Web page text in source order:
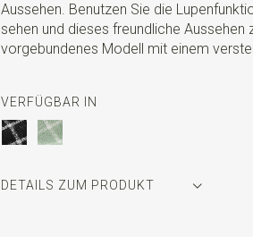
Aussehen. Benutzen Sie die
sehen und dieses freundliche Aussehen
vorgebundenes Modell mit einem
VERFÜGBAR IN
DETAILS ZUM PRODUKT